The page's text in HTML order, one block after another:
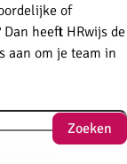
of
heeft HRwijs de
aan om je team in
Zoeken